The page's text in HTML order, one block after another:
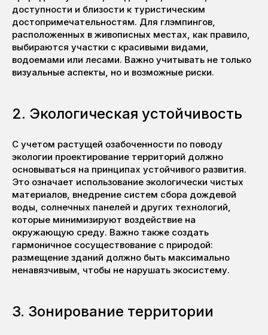
доступности и близости к туристическим
достопримечательностям. Для глэмпингов,
расположенных в живописных местах, как правило,
выбираются участки с красивыми видами,
водоемами или лесами. Важно учитывать не только
визуальные аспекты, но и возможные риски.
2. Экологическая устойчивость
С учетом растущей озабоченности по поводу
экологии проектирование территорий должно
основываться на принципах устойчивого развития.
Это означает использование экологически чистых
материалов, внедрение систем сбора дождевой
воды, солнечных панелей и других технологий,
которые минимизируют воздействие на
окружающую среду. Важно также создать
гармоничное сосуществование с природой:
размещение зданий должно быть максимально
ненавязчивым, чтобы не нарушать экосистему.
3. Зонирование территории